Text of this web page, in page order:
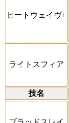
ヒートウェイヴ+
ライトスフィア
技名